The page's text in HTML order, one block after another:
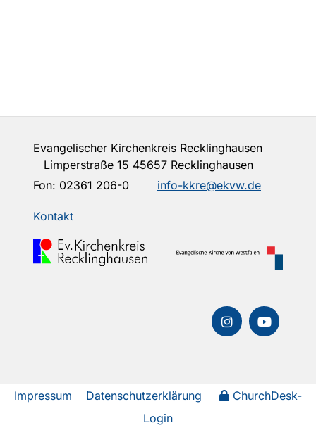
Evangelischer Kirchenkreis Recklinghausen
Limperstraße 15 45657 Recklinghausen
Fon: 02361 206-0 info-kkre@ekvw.de
Kontakt
Impressum Datenschutzerklärung
ChurchDesk-
Login